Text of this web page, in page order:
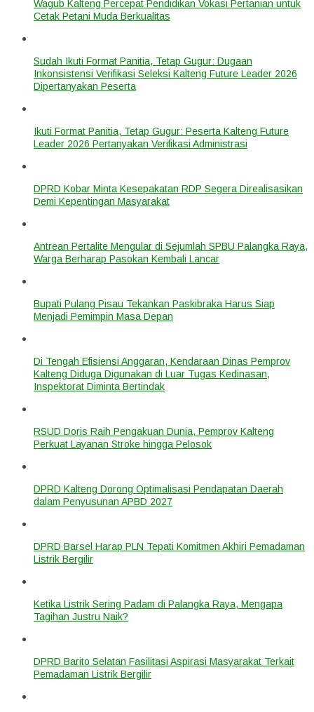
Wagub Kalteng Percepat Pendidikan Vokasi Pertanian untuk
Cetak Petani Muda Berkualitas
Sudah Ikuti Format Panitia, Tetap Gugur: Dugaan
Inkonsistensi Verifikasi Seleksi Kalteng Future Leader 2026
Dipertanyakan Peserta
Ikuti Format Panitia, Tetap Gugur: Peserta Kalteng Future
Leader 2026 Pertanyakan Verifikasi Administrasi
DPRD Kobar Minta Kesepakatan RDP Segera Direalisasikan
Demi Kepentingan Masyarakat
Antrean Pertalite Mengular di Sejumlah SPBU Palangka Raya,
Warga Berharap Pasokan Kembali Lancar
Bupati Pulang Pisau Tekankan Paskibraka Harus Siap
Menjadi Pemimpin Masa Depan
Di Tengah Efisiensi Anggaran, Kendaraan Dinas Pemprov
Kalteng Diduga Digunakan di Luar Tugas Kedinasan,
Inspektorat Diminta Bertindak
RSUD Doris Raih Pengakuan Dunia, Pemprov Kalteng
Perkuat Layanan Stroke hingga Pelosok
DPRD Kalteng Dorong Optimalisasi Pendapatan Daerah
dalam Penyusunan APBD 2027
DPRD Barsel Harap PLN Tepati Komitmen Akhiri Pemadaman
Listrik Bergilir
Ketika Listrik Sering Padam di Palangka Raya, Mengapa
Tagihan Justru Naik?
DPRD Barito Selatan Fasilitasi Aspirasi Masyarakat Terkait
Pemadaman Listrik Bergilir